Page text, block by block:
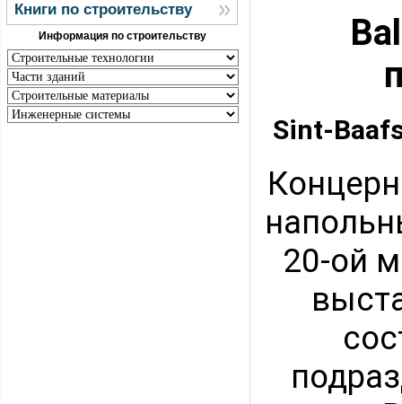
Книги по строительству
Информация по строительству
Sint-
20-ой